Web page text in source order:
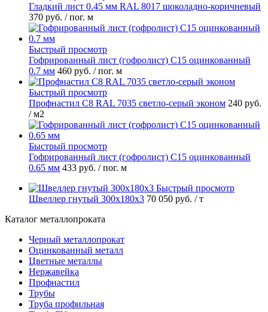
Гладкий лист 0.45 мм RAL 8017 шоколадно-коричневый
370 руб. / пог. м
Быстрый просмотр
Гофрированный лист (гофролист) С15 оцинкованный
0.7 мм 460 руб. / пог. м
Быстрый просмотр
Профнастил С8 RAL 7035 светло-серый эконом 240 руб.
/ м2
Быстрый просмотр
Гофрированный лист (гофролист) С15 оцинкованный
0.65 мм 433 руб. / пог. м
Быстрый просмотр
Швеллер гнутый 300х180х3 70 050 руб. / т
Каталог металлопроката
Черный металлопрокат
Оцинкованный металл
Цветные металлы
Нержавейка
Профнастил
Трубы
Труба профильная